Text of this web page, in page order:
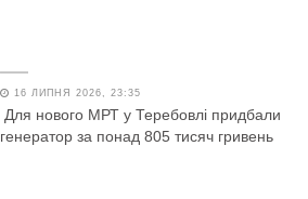
16 ЛИПНЯ 2026, 23:35
Для нового МРТ у Теребовлі придбали
генератор за понад 805 тисяч гривень